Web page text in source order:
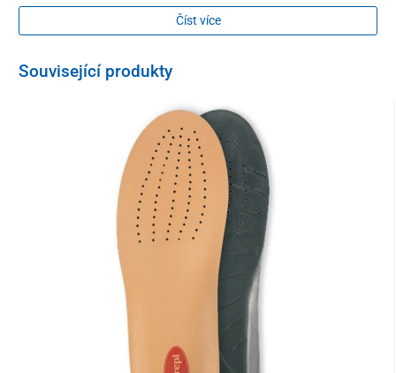
následně ihned vykonejte běžné měření
výsledek měření se nesmí odchylovat od
v případě odchylky je potřebné použiít nový testovací
vykonat servisní kontrolu glukoměru
1x 2,5 ml Control 1 na hypoglykemické rozsahy
1x 2,5 ml Control 2 na hyperglykemické rozsahy
Číst více
Související produkty